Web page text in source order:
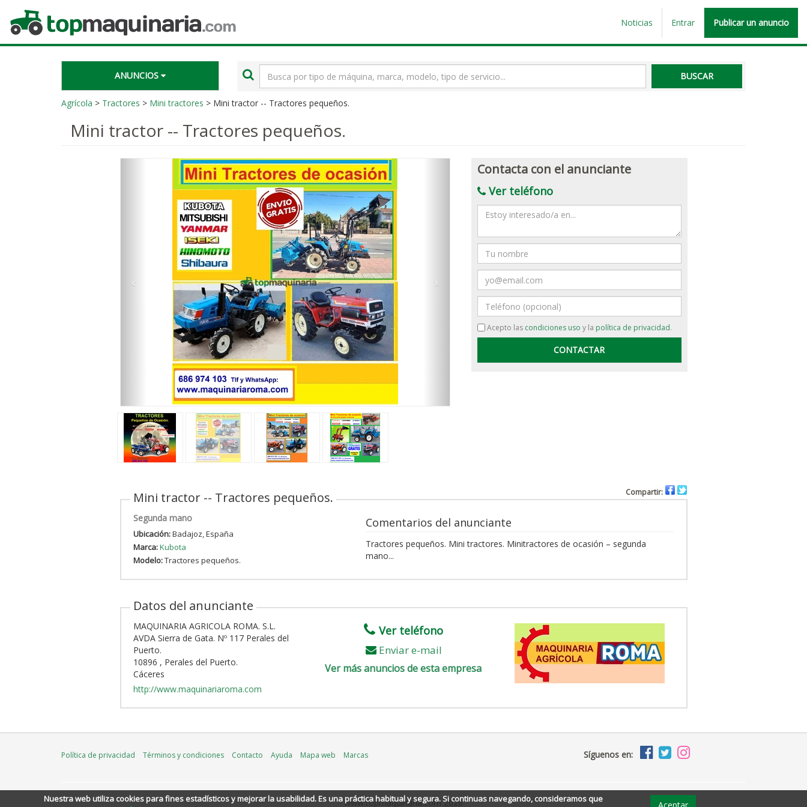
Topmaquinaria.com
Noticias
Entrar Publicar un anuncio
ANUNCIOS
Agrícola > Tractores > Mini tractores > Mini tractor -- Tractores pequeños.
Mini tractor -- Tractores pequeños.
‹ ›
Contacta con el anunciante
Ver teléfono
Mensaje
Nombre
Email
Teléfono
Acepto las condiciones uso y la política de privacidad.
Mini tractor -- Tractores pequeños. Compartir:
Segunda mano
Ubicación:Badajoz, España
Marca:Kubota
Modelo:Tractores pequeños.
Comentarios del anunciante
Tractores pequeños. Mini tractores. Minitractores de ocasión – segunda
mano...
Datos del anunciante
MAQUINARIA AGRICOLA ROMA. S.L.
AVDA Sierra de Gata. Nº 117 Perales del
Puerto.
10896 , Perales del Puerto.
Cáceres
http://www.maquinariaroma.com
Ver teléfono
Enviar e-mail
Ver más anuncios de esta empresa
Política de privacidad Términos y condiciones Contacto Ayuda Mapa web Marcas Síguenos en:
www.topmaquinaria.com 2026
Nuestra web utiliza cookiespara fines estadísticos y mejorar la usabilidad. Es una práctica habitual y segura. Si continuas navegando, consideramos que